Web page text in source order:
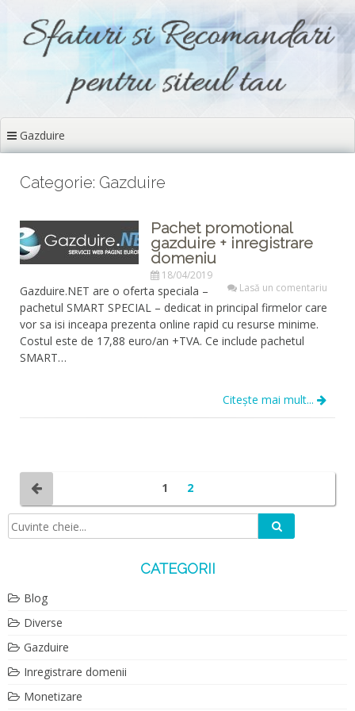
conținut
Gazduire
Categorie: Gazduire
Pachet promotional
gazduire + inregistrare
domeniu
18/04/2019
Lasă un comentariu
Gazduire.NET are o oferta speciala –
pachetul SMART SPECIAL – dedicat in principal firmelor care
vor sa isi inceapa prezenta online rapid cu resurse minime.
Costul este de 17,88 euro/an +TVA. Ce include pachetul
SMART…
Citește mai mult...
1 2
CATEGORII
Blog
Diverse
Gazduire
Inregistrare domenii
Monetizare